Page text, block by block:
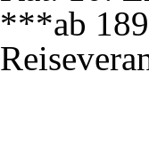
***ab